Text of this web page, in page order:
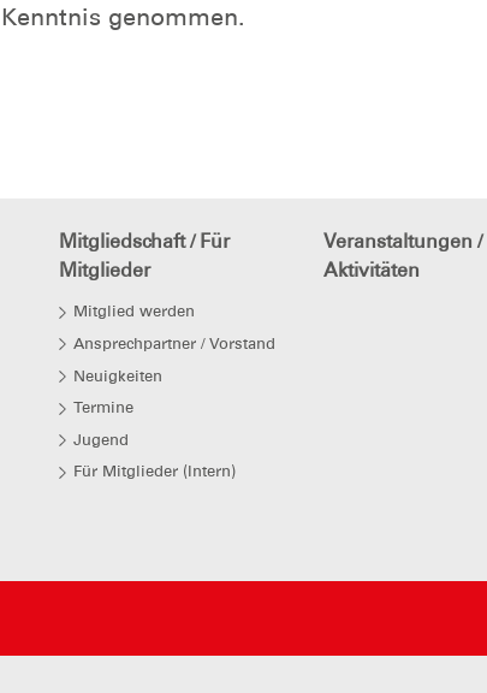
genommen.
Mitgliedschaft / Für
Mitglieder
Mitglied werden
Ansprechpartner / Vorstand
Neuigkeiten
Termine
Jugend
Für Mitglieder (Intern)
Veranstaltungen /
Aktivitäten